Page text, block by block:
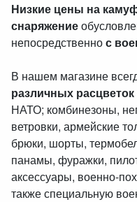
Низкие цены на
снаряжение
непосредственнос
В нашем магазине
различных расцветок
НАТО; комбинезоны,
ветровки, армейские
брюки, шорты,
панамы, фуражки,
аксессуары, военно-
также специальную